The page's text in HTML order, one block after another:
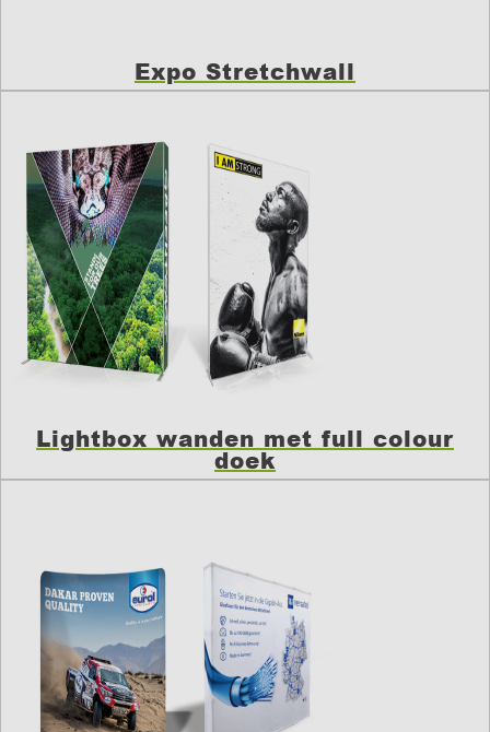
Expo Stretchwall
Lightbox wanden met full colour
doek